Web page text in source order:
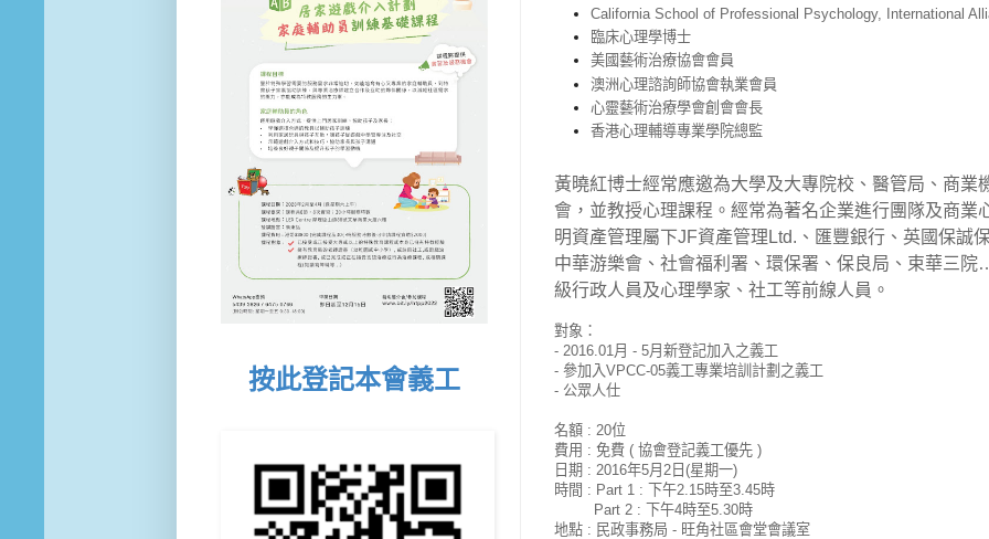
California School of Professional Psychology, International
臨床心理學博士
美國藝術治療協會會員
澳洲心理諮詢師協會執業會員
心靈藝術治療學會創會會長
香港心理輔導專業學院總監
黃曉紅博士經常應邀為大學及大專院校、醫管局、商業
會，並教授心理課程。經常為著名企業進行團隊及商業
明資產管理屬下JF資產管理Ltd.、匯豐銀行、英國保誠
中華游樂會、社會福利署、環保署、保良局、束華三
級行政人員及心理學家、社工等前線人員。
對象：
- 2016.01月 - 5月新登記加入之義工
- 參加入VPCC-05義工專業培訓計劃之義工
- 公眾人仕
名額 : 20位
費用 : 免費 ( 協會登記義工優先 )
日期 : 2016年5月2日(星期一)
時間 : Part 1 : 下午2.15時至3.45時
Part 2 : 下午4時至5.30時
地點 : 民政事務局 - 旺角社區會堂會議室
按此登記本會義工